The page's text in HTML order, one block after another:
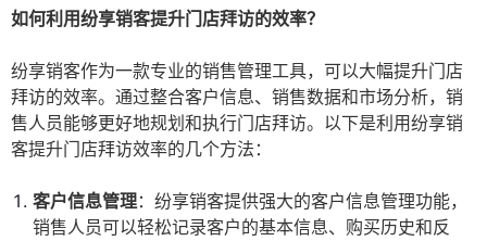
如何利用纷享销客提升门店拜访的效率？
纷享销客作为一款专业的销售管理工具，可以大幅提升门店
拜访的效率。通过整合客户信息、销售数据和市场分析，销
售人员能够更好地规划和执行门店拜访。以下是利用纷享销
客提升门店拜访效率的几个方法：
客户信息管理：纷享销客提供强大的客户信息管理功能，
销售人员可以轻松记录客户的基本信息、购买历史和反